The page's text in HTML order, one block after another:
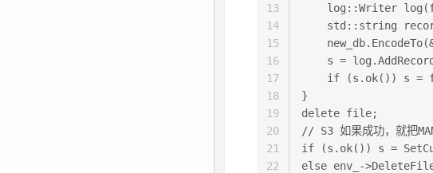
log::Writer
std::string
s =
if (s.ok()) s =
}
delete file;
// S3 如果成功，就把
if (s.ok()) s =
else env_-
13
14
15
16
17
18
19
20
21
22